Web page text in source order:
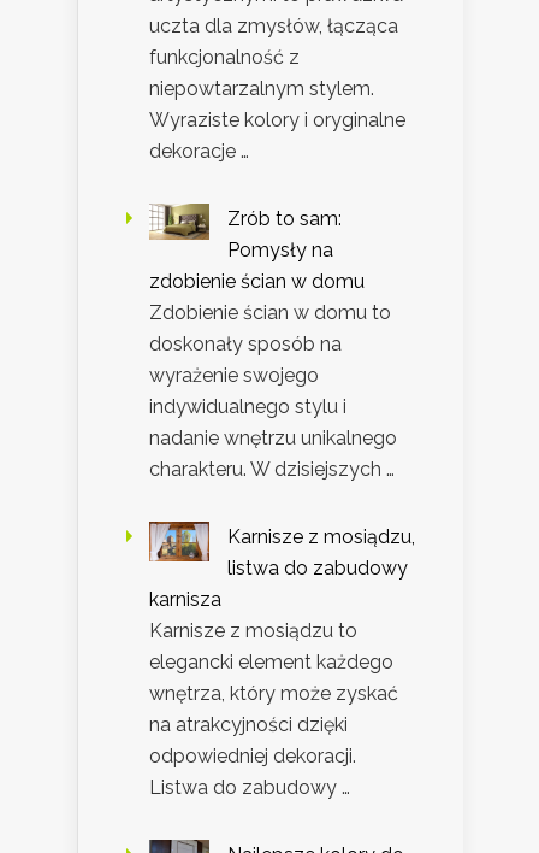
uczta dla zmysłów, łącząca
funkcjonalność z
niepowtarzalnym stylem.
Wyraziste kolory i oryginalne
dekoracje …
Zrób to sam:
Pomysły na
zdobienie ścian w domu
Zdobienie ścian w domu to
doskonały sposób na
wyrażenie swojego
indywidualnego stylu i
nadanie wnętrzu unikalnego
charakteru. W dzisiejszych …
Karnisze z mosiądzu,
listwa do zabudowy
karnisza
Karnisze z mosiądzu to
elegancki element każdego
wnętrza, który może zyskać
na atrakcyjności dzięki
odpowiedniej dekoracji.
Listwa do zabudowy …